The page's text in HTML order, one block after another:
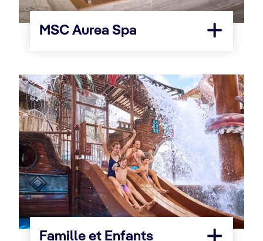
MSC Aurea Spa
Famille et Enfants